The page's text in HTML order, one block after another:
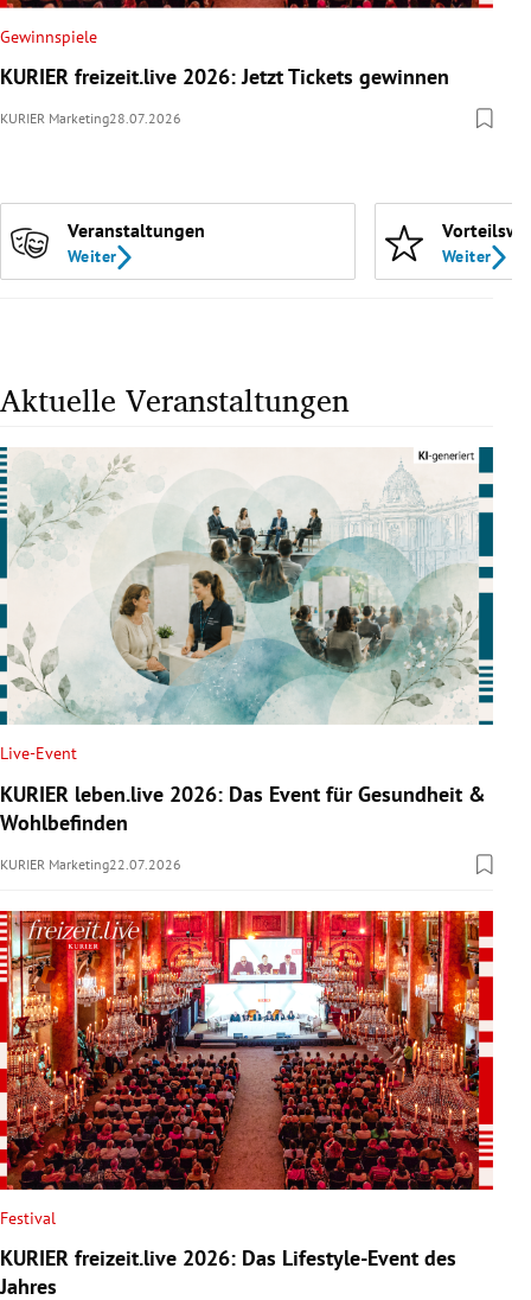
Gewinnspiele
KURIER freizeit.live 2026: Jetzt Tickets gewinnen
KURIER Marketing28.07.2026
Veranstaltungen
Weiter Weiter
Aktuelle Veranstaltungen
Live-Event
KURIER leben.live 2026: Das Event für Gesundheit &
Wohlbefinden
KURIER Marketing22.07.2026
Festival
KURIER freizeit.live 2026: Das Lifestyle-Event des
Jahres